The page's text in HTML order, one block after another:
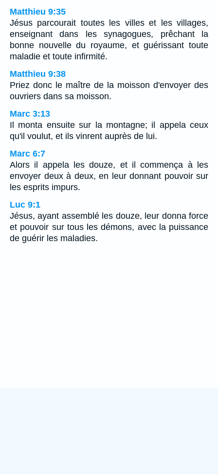
Matthieu 9:35
Jésus parcourait toutes les villes et les villages,
enseignant dans les synagogues, prêchant la
bonne nouvelle du royaume, et guérissant toute
maladie et toute infirmité.
Matthieu 9:38
Priez donc le maître de la moisson d'envoyer des
ouvriers dans sa moisson.
Marc 3:13
Il monta ensuite sur la montagne; il appela ceux
qu'il voulut, et ils vinrent auprès de lui.
Marc 6:7
Alors il appela les douze, et il commença à les
envoyer deux à deux, en leur donnant pouvoir sur
les esprits impurs.
Luc 9:1
Jésus, ayant assemblé les douze, leur donna force
et pouvoir sur tous les démons, avec la puissance
de guérir les maladies.